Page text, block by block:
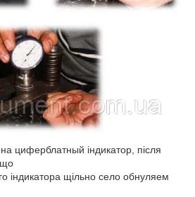
циферблатный індикатор, після
що
індикатора щільно село обнуляем